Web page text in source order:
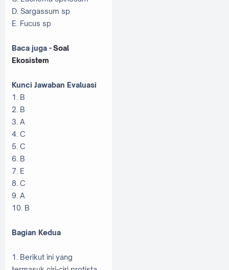
D. Sargassum sp
E. Fucus sp
Baca juga -Soal
Ekosistem
Kunci Jawaban Evaluasi
1. B
2. B
3. A
4. C
5. C
6. B
7. E
8. C
9. A
10. B
Bagian Kedua
1. Berikut ini yang